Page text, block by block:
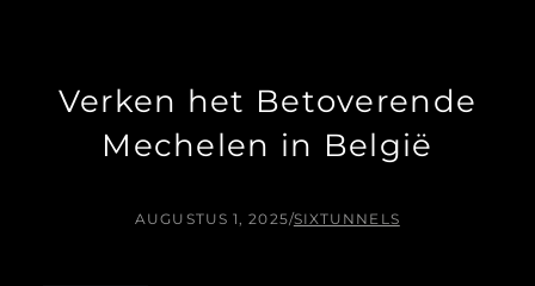
Verken het Betoverende
Mechelen in België
AUGUSTUS 1, 2025/SIXTUNNELS